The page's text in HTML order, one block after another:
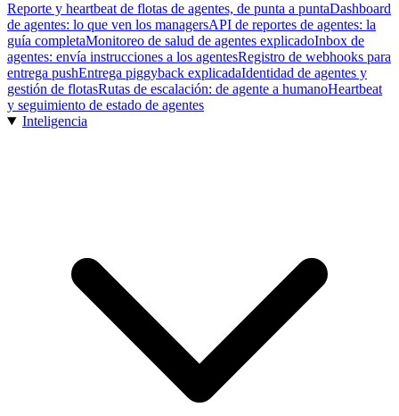
Reporte y heartbeat de flotas de agentes, de punta a puntaDashboard
de agentes: lo que ven los managersAPI de reportes de agentes: la
guía completaMonitoreo de salud de agentes explicadoInbox de
agentes: envía instrucciones a los agentesRegistro de webhooks para
entrega pushEntrega piggyback explicadaIdentidad de agentes y
gestión de flotasRutas de escalación: de agente a humanoHeartbeat
y seguimiento de estado de agentes
Inteligencia